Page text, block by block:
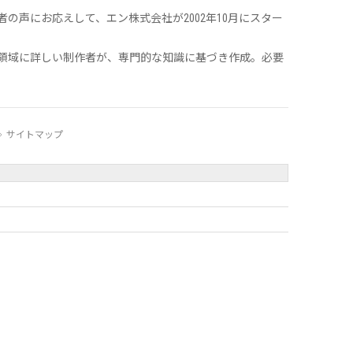
声にお応えして、エン株式会社が2002年10月にスター
に詳しい制作者が、専門的な知識に基づき作成。必要
サイトマップ